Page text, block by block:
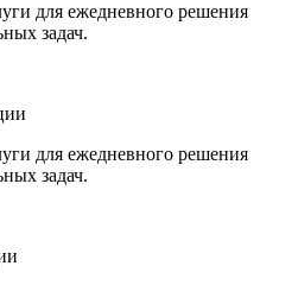
для ежедневного решения
задач.
для ежедневного решения
задач.